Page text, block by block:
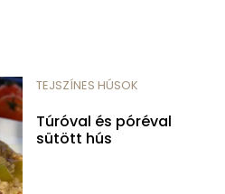
TEJSZÍNES HÚSOK
Túróval és póréval
sütött hús